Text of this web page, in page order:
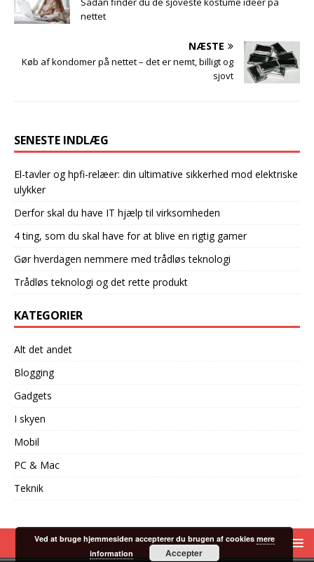
nettet
NÆSTE
Køb af kondomer på nettet – det er nemt, billigt og
sjovt
SENESTE INDLÆG
El-tavler og hpfi-relæer: din ultimative sikkerhed mod elektriske
ulykker
Derfor skal du have IT hjælp til virksomheden
4 ting, som du skal have for at blive en rigtig gamer
Gør hverdagen nemmere med trådløs teknologi
Trådløs teknologi og det rette produkt
KATEGORIER
Alt det andet
Blogging
Gadgets
I skyen
Mobil
PC & Mac
Teknik
Ved at bruge hjemmesiden accepterer du brugen af cookies mere
information
Accepter